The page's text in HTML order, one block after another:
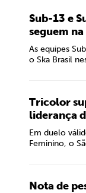
Sub-13 e
seguem
As equipes
o Ska Brasil
Tricolor
liderança
Em duelo
Feminino, o
Nota de